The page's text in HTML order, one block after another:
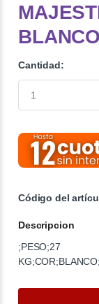
BLANCO
Cantidad:
Código del
Descripcion
;PESO;27